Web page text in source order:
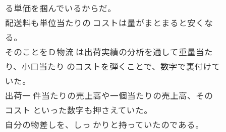
る単価を掴んでいるからだ。
配送料も単位当たりの コストは量がまとまると安くな
る。
そのことをＤ物流 は出荷実績の分析を通して重量当た
り、小口当たり のコストを弾くことで、数字で裏付けて
いた。
出荷一 件当たりの売上高や一個当たりの売上高、その
コスト といった数字も押さえていた。
自分の物差しを、しっ かりと持っていたのである。